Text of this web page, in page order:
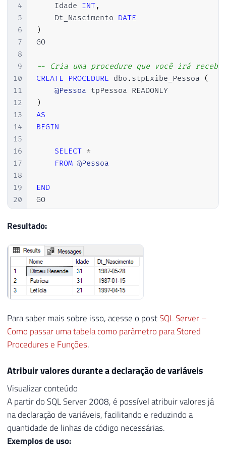
4
5
6
7
8
9
10
11
12
13
14
15
16
17
18
19
20
21
22
24
25
26
27
30
31
32
34
36
37
38
39
    Idade
INT,
    Dt_Nascimento
DATE
)
GO
-- Cria uma procedure que você irá
CREATE
PROCEDURE dbo . stpExibe_Pessoa
(
@Pessoa
tpPessoa READONLY
)
AS
BEGIN
SELECT *
FROM @Pessoa
END
GO
DECLARE
@Variavel_Pessoa
INSERT INTO
@Variavel_Pessoa
(
    Dt_Nascimento
)
VALUES
( 'Patrícia', 31, '1987-01-15'),
EXEC dbo.stpExibe_Pessoa
@Pessoa = @Variavel_Pessoa
Resultado:
Para saber mais sobre isso, acesse o postSQL Server –
Como passar uma tabela como parâmetro para Stored
Procedures e Funções.
Atribuir valores durante a declaração de variáveis
Visualizar conteúdo
A partir do SQL Server 2008, é possível atribuir valores já
na declaração de variáveis, facilitando e reduzindo a
quantidade de linhas de código necessárias.
Exemplos de uso: